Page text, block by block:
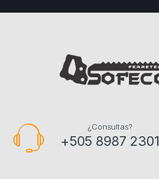
¿Consultas?
+505 8987 2301